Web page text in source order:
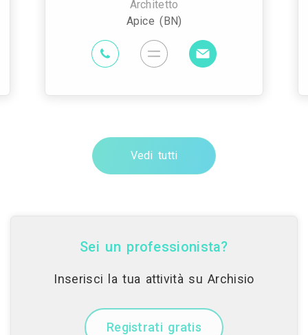
Architetto
Apice (BN)
Vedi tutti
Sei un professionista?
Inserisci la tua attività su Archisio
Registrati gratis